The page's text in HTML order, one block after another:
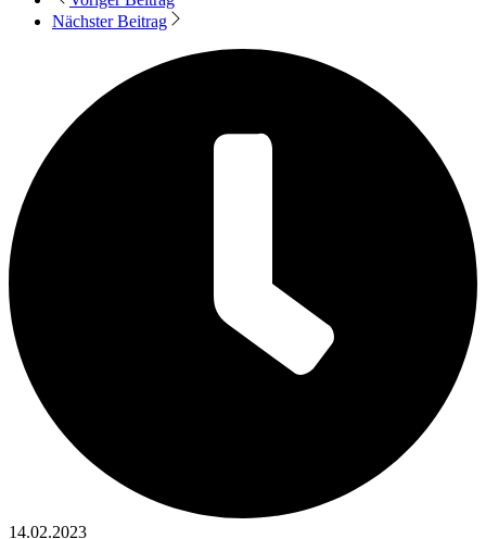
Nächster Beitrag
14.02.2023